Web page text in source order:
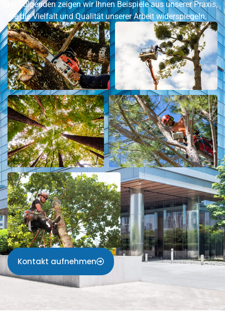
Im Folgenden zeigen wir Ihnen Beispiele aus unserer Praxis,
die die Vielfalt und Qualität unserer Arbeit widerspiegeln.
Kontakt aufnehmen